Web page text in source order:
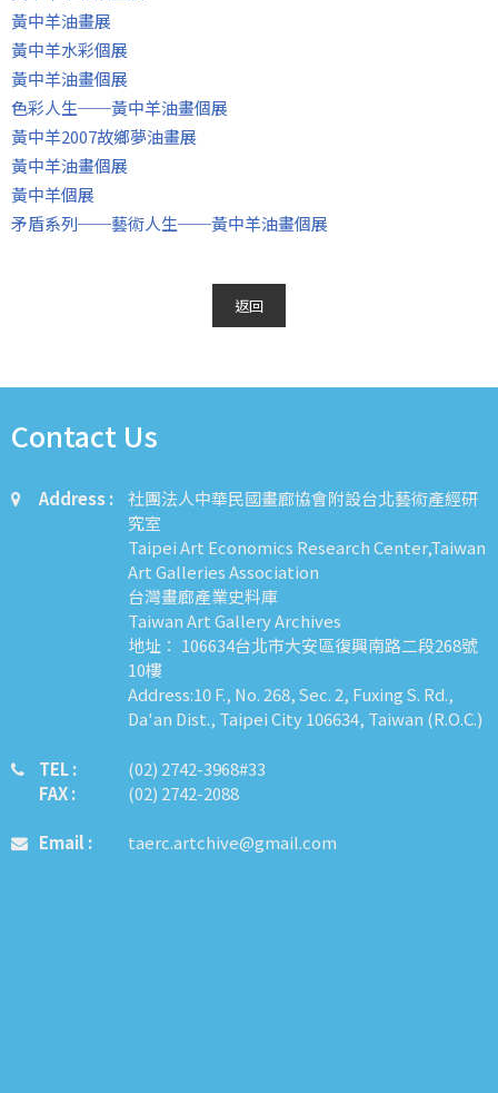
黃中羊油畫展
黃中羊水彩個展
黃中羊油畫個展
色彩人生──黃中羊油畫個展
黃中羊2007故鄉夢油畫展
黃中羊油畫個展
黃中羊個展
矛盾系列──藝術人生──黃中羊油畫個展
返回
Contact Us
Address :
社團法人中華民國畫廊協會附設台北藝術產經研
究室
Taipei Art Economics Research Center,Taiwan
Art Galleries Association
台灣畫廊產業史料庫
Taiwan Art Gallery Archives
地址： 106634台北市大安區復興南路二段268號
10樓
Address:10 F., No. 268, Sec. 2, Fuxing S. Rd.,
Da'an Dist., Taipei City 106634, Taiwan (R.O.C.)
TEL :
FAX :
​​​​(02) 2742-3968#33
(02) 2742-2088
Email : taerc.artchive@gmail.com